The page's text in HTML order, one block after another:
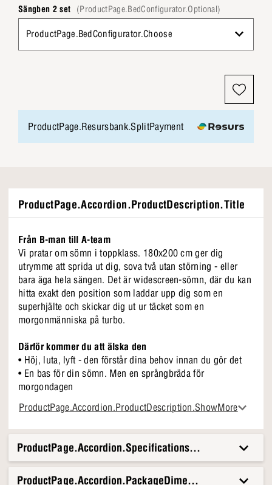
Sängben 2 set (ProductPage.BedConfigurator.Optional)
ProductPage.BedConfigurator.Choose
ProductPage.Resursbank.SplitPayment
ProductPage.Accordion.ProductDescription.Title
Från B-man till A-team
Vi pratar om sömn i toppklass. 180x200 cm ger dig
utrymme att sprida ut dig, sova två utan störning - eller
bara äga hela sängen. Det är widescreen-sömn, där du kan
hitta exakt den position som laddar upp dig som en
superhjälte och skickar dig ut ur täcket som en
morgonmänniska på turbo.
Därför kommer du att älska den
• Höj, luta, lyft - den förstår dina behov innan du gör det
• En bas för din sömn. Men en språngbräda för
morgondagen
• Ben och sänggavel som tillval finns separat - så att du
kan välja exakt det utseende du vill vakna till
En energiboost du kan ligga i
Under den eleganta exteriören finns 5 komfortzoner som
känns som om den känner dig. Och det gör den. Med en
ProductPage.Accordion.ProductDescription.ShowMore
ProductPage.Accordion.Specifications.Title